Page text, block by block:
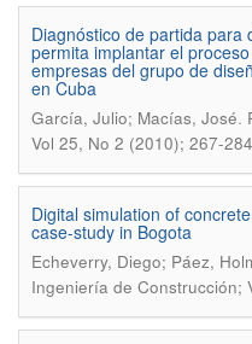
Diagnóstico de partida
permita implantar el
empresas del grupo de
en Cuba
García, Julio; Macías, José.
Vol 25, No 2 (2010); 267-284
Digital simulation of
case-study in Bogota
Echeverry, Diego; Páez,
Ingeniería de Construcción;